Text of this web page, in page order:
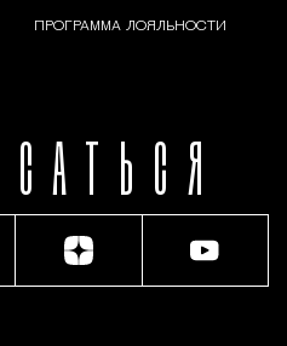
ПРОГРАММА ЛОЯЛЬНОСТИ